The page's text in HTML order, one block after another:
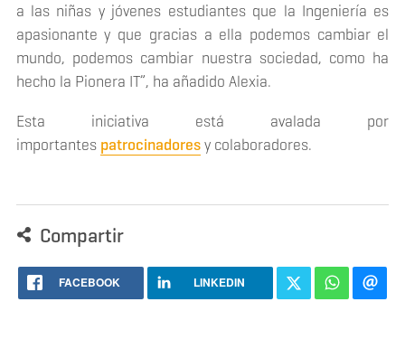
a las niñas y jóvenes estudiantes que la Ingeniería es
apasionante y que gracias a ella podemos cambiar el
mundo, podemos cambiar nuestra sociedad, como ha
hecho la Pionera IT”, ha añadido Alexia.
Esta iniciativa está avalada por
importantes patrocinadoresy colaboradores.
Compartir
FACEBOOK LINKEDIN